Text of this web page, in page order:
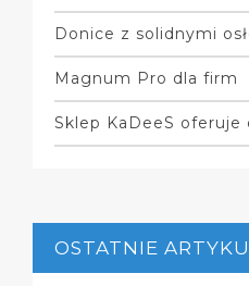
Donice z solidnymi
Magnum Pro dla firm
Sklep KaDeeS oferuje
OSTATNIE